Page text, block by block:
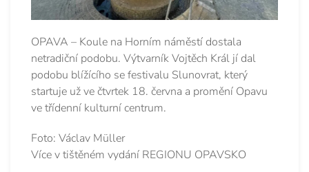
OPAVA – Koule na Horním náměstí dostala
netradiční podobu. Výtvarník Vojtěch Král jí dal
podobu blížícího se festivalu Slunovrat, který
startuje už ve čtvrtek 18. června a promění Opavu
ve třídenní kulturní centrum.
Foto: Václav Müller
Více v tištěném vydání REGIONU OPAVSKO